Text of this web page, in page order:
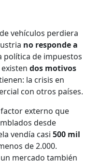
de vehículos perdiera
no responde a
política de impuestos
existendos motivos
la crisis en
con otros países.
factor externo que
desde
vendía casi500 mil
de 2.000.
mercado también